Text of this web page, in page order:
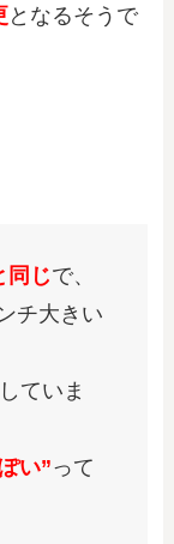
となるそうで
同じで、
チ大きい
ていま
い”って